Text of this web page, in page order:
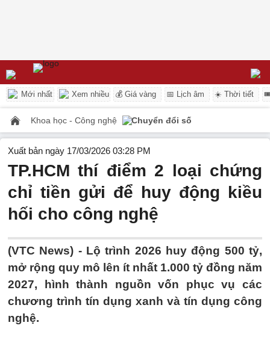
Mới nhất Xem nhiều 💰 Giá vàng 📅 Lịch âm ☀️ Thời tiết
Khoa học - Công nghệ Chuyển đổi số
Xuất bản ngày 17/03/2026 03:28 PM
TP.HCM thí điểm 2 loại chứng
chỉ tiền gửi để huy động kiều
hối cho công nghệ
(VTC News) - Lộ trình 2026 huy động 500 tỷ,
mở rộng quy mô lên ít nhất 1.000 tỷ đồng năm
2027, hình thành nguồn vốn phục vụ các
chương trình tín dụng xanh và tín dụng công
nghệ.